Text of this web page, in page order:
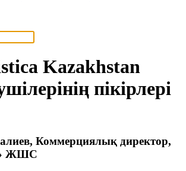
Kazakhstan
пікірлері
Коммерциялық директор,
ЖШС